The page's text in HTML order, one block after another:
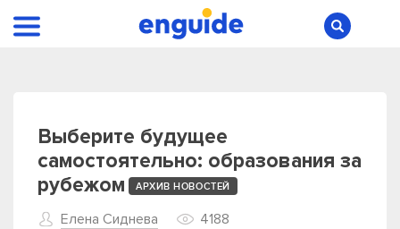
Выберите будущее
самостоятельно: образования за
рубежом
АРХИВ НОВОСТЕЙ
Елена Сиднева 4188